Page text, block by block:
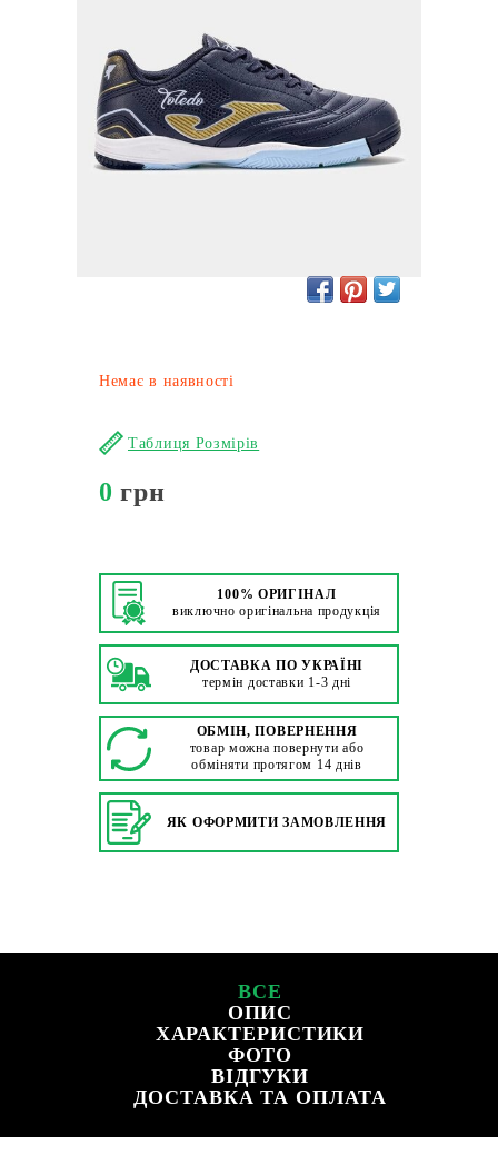
Немає в наявності
Таблиця Розмірів
0 грн
100% ОРИГІНАЛ
виключно оригінальна продукція
ДОСТАВКА ПО УКРАЇНІ
термін доставки 1-3 дні
ОБМІН, ПОВЕРНЕННЯ
товар можна повернути або
обміняти протягом 14 днів
ЯК ОФОРМИТИ ЗАМОВЛЕННЯ
ВСЕ
ОПИС
ХАРАКТЕРИСТИКИ
ФОТО
ВІДГУКИ
ДОСТАВКА ТА ОПЛАТА